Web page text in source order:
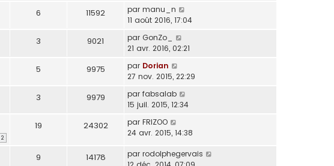
6 11592 par manu_n
11 août 2016, 17:04
3 9021 par GonZo_
21 avr. 2016, 02:21
5 9975 par Dorian
27 nov. 2015, 22:29
3 9979 par fabsalab
15 juil. 2015, 12:34
2
19 24302 par FRIZOO
24 avr. 2015, 14:38
9 14178 par rodolphegervais